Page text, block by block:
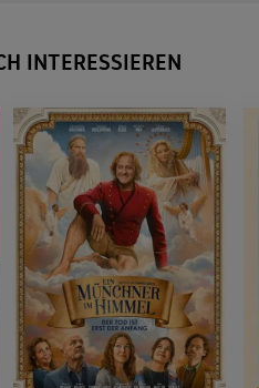
INTERESSIEREN